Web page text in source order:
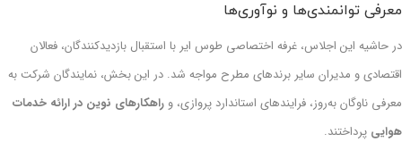
معرفی توانمندی‌ها و نوآوری‌ها
در حاشیه این اجلاس، غرفه اختصاصی طوس ایر با استقبال بازدیدکنندگان، فعالان
اقتصادی و مدیران سایر برندهای مطرح مواجه شد. در این بخش، نمایندگان شرکت به
معرفی ناوگان به‌روز، فرایندهای استاندارد پروازی، و راهکارهای نوین در ارائه خدمات
هوایی پرداختند.